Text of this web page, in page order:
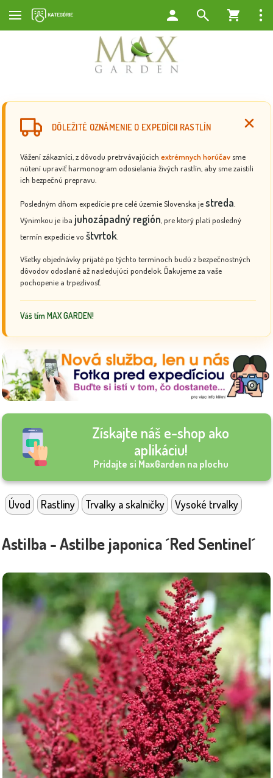
DÔLEŽITÉ OZNÁMENIE O EXPEDÍCII RASTLÍN
Vážení zákazníci, z dôvodu pretrvávajúcich extrémnych horúčav sme
nútení upraviť harmonogram odosielania živých rastlín, aby sme zaistili
ich bezpečnú prepravu.
Posledným dňom expedície pre celé územie Slovenska jestreda
Výnimkou je iba juhozápadný región , pre ktorý platí posledný
termín expedície vo štvrtok
Všetky objednávky prijaté po týchto termínoch budú z bezpečnostných
dôvodov odoslané až nasledujúci pondelok. Ďakujeme za vaše
pochopenie a trpezlivosť.
Váš tím MAX GARDEN!
Získajte náš e-shop ako
aplikáciu!
Pridajte si MaxGarden na plochu
Úvod Rastliny Trvalky a skalničky Vysoké trvalky
Astilba - Astilbe japonica ´Red Sentinel´